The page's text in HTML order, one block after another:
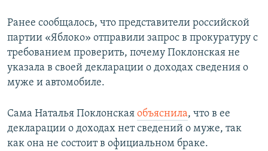
Ранее сообщалось, что представители российской
партии «Яблоко» отправили запрос в прокуратуру с
требованием проверить, почему Поклонская не
указала в своей декларации о доходах сведения о
муже и автомобиле.
Сама Наталья Поклонская объяснила, что в ее
декларации о доходах нет сведений о муже, так
как она не состоит в официальном браке.